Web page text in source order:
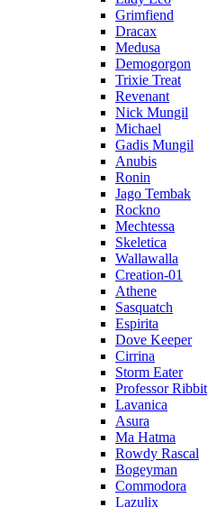
Grimfiend
Dracax
Medusa
Demogorgon
Trixie Treat
Revenant
Nick Mungil
Michael
Gadis Mungil
Anubis
Ronin
Jago Tembak
Rockno
Mechtessa
Skeletica
Wallawalla
Creation-01
Athene
Sasquatch
Espirita
Dove Keeper
Cirrina
Storm Eater
Professor Ribbit
Lavanica
Asura
Ma Hatma
Rowdy Rascal
Bogeyman
Commodora
Lazulix